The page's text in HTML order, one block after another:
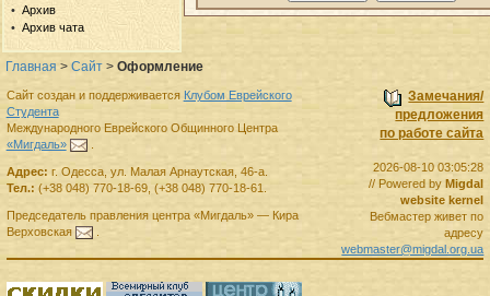
Архив
Архив чата
Главная > Сайт > Оформление
Замечания/
предложения
по работе сайта
2026-08-10 03:05:28
// Powered byMigdal
website kernel
Вебмастер живет по
адресу
webmaster@migdal.org.ua
Сайт создан и поддерживается Клубом Еврейского
Студента
Международного Еврейского Общинного Центра
«Мигдаль»
.
Адрес: г. Одесса, ул. Малая Арнаутская, 46-а.
Тел.: (+38 048) 770-18-69, (+38 048) 770-18-61
Председатель правленияцентра «Мигдаль»— Кира
Верховская
.